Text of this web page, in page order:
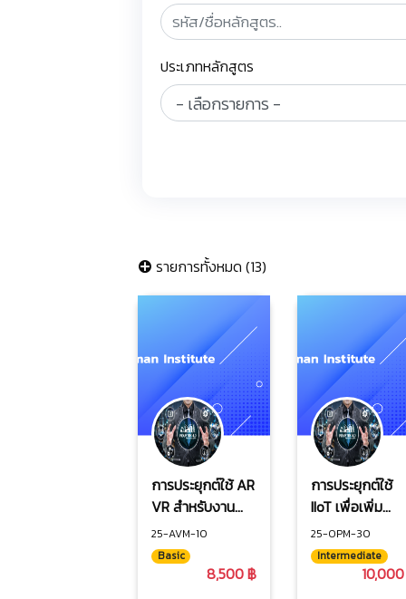
ประเภทหลักสูตร
รายการทั้งหมด (13)
การประยุกต์ใช้ AR
VR สำหรับงาน
อุตสาหกรรม
25-AVM-10
Basic
8,500 ฿
การประยุกต์ใช้
IIoT เพื่อเพิ่ม
ประสิทธิภาพการ
ผลิตตามแนวคิด
Digital Lean
25-OPM-30
Intermediate